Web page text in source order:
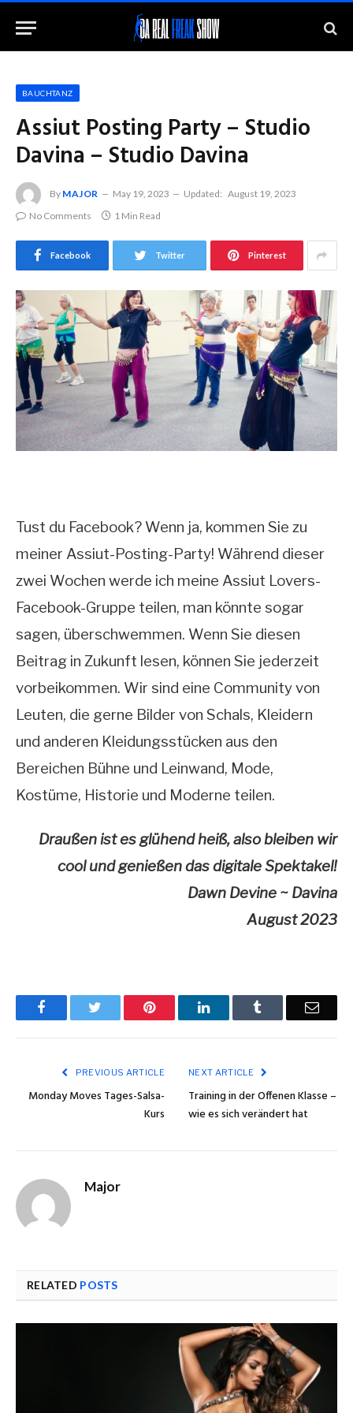
BAUCHTANZ
Assiut Posting Party – Studio
Davina – Studio Davina
By MAJOR May 19, 2023 Updated: August 19, 2023
No Comments
1 Min Read
Facebook Twitter Pinterest
Tust du Facebook? Wenn ja, kommen Sie zu
meiner Assiut-Posting-Party! Während dieser
zwei Wochen werde ich meine Assiut Lovers-
Facebook-Gruppe teilen, man könnte sogar
sagen, überschwemmen. Wenn Sie diesen
Beitrag in Zukunft lesen, können Sie jederzeit
vorbeikommen. Wir sind eine Community von
Leuten, die gerne Bilder von Schals, Kleidern
und anderen Kleidungsstücken aus den
Bereichen Bühne und Leinwand, Mode,
Kostüme, Historie und Moderne teilen.
Draußen ist es glühend heiß, also bleiben wir
cool und genießen das digitale Spektakel!
Dawn Devine ~ Davina
August 2023
Facebook Pinterest LinkedIn Email
PREVIOUS ARTICLE
Monday Moves Tages-Salsa-
Kurs
NEXT ARTICLE
Training in der Offenen Klasse –
wie es sich verändert hat
Major
RELATED POSTS